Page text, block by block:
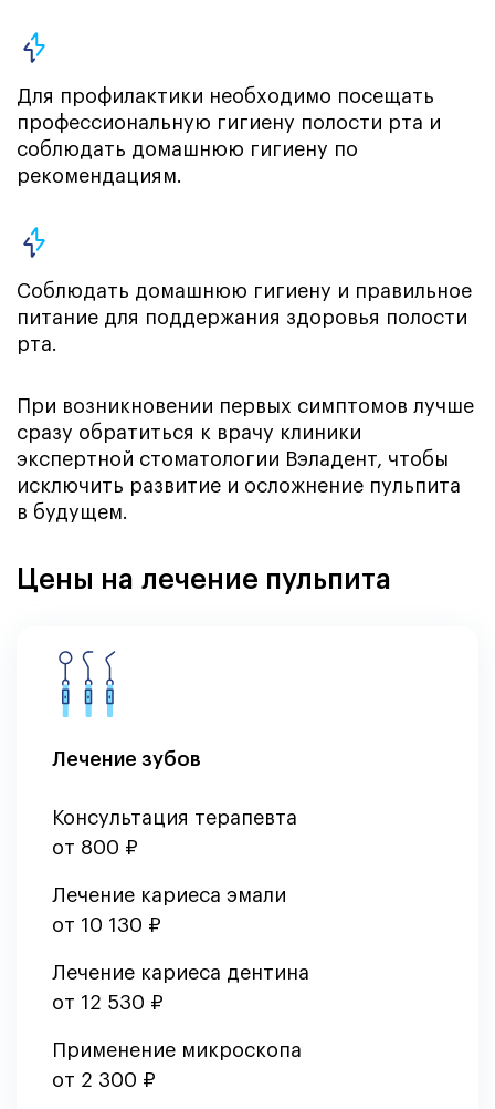
Для профилактики необходимо посещать
профессиональную гигиену полости рта и
соблюдать домашнюю гигиену по
рекомендациям.
Соблюдать домашнюю гигиену и правильное
питание для поддержания здоровья полости
рта.
При возникновении первых симптомов лучше
сразу обратиться к врачу клиники
экспертной стоматологии Вэладент, чтобы
исключить развитие и осложнение пульпита
в будущем.
Цены на лечение пульпита
Лечение зубов
Консультация терапевта
от 800 ₽
Лечение кариеса эмали
от 10 130 ₽
Лечение кариеса дентина
от 12 530 ₽
Применение микроскопа
от 2 300 ₽